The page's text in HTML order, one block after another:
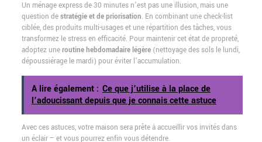
Un ménage express de 30 minutes n’est pas une illusion, mais une
question destratégie et de priorisation. En combinant une check-list
ciblée, des produits multi-usages et une répartition des tâches, vous
transformez le stress en efficacité. Pour maintenir cet état de propreté,
adoptez uneroutine hebdomadaire légère(nettoyage des sols le lundi,
dépoussiérage le mardi) pour éviter l’accumulation.
A lire également : Ce que j’utilise à la place de
l’adoucissant depuis que je connais cette astuce
Avec ces astuces, votre maison sera prête à accueillir vos invités dans
un éclair – et vous pourrez enfin vous détendre.